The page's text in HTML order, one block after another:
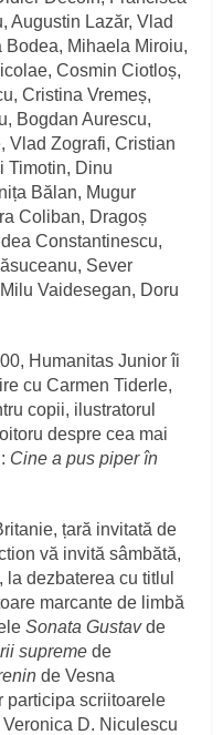
Augustin Lazăr, Vlad
Mihaela Miroiu,
Cosmin Ciotloș,
Cristina Vremeș,
Bogdan Aurescu,
Vlad Zografi, Cristian
Timotin, Dinu
Bălan, Mugur
Coliban, Dragoș
Constantinescu,
Sever
Vaidesegan, Doru
Humanitas Junior îi
cu Carmen Tiderle,
copii, ilustratorul
despre cea mai
Cine a pus piper în
țară invitată de
vă invită sâmbătă,
dezbaterea cu titlul
marcante de limbă
Sonata Gustavde
supreme de
de Vesna
participa scriitoarele
D. Niculescu